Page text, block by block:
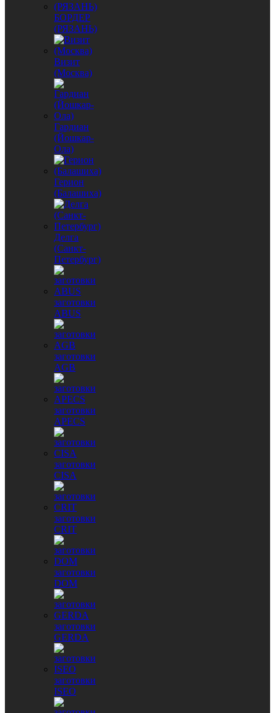
БОРДЕР
(РЯЗАНЬ)
Визит
(Москва)
Гардиан
(Йошкар-
Ола)
Герион
(Балашиха)
Делга
(Санкт-
Петербург)
заготовки
ABUS
заготовки
AGB
заготовки
APECS
заготовки
CISA
заготовки
CRIT
заготовки
DOM
заготовки
GERDA
заготовки
ISEO